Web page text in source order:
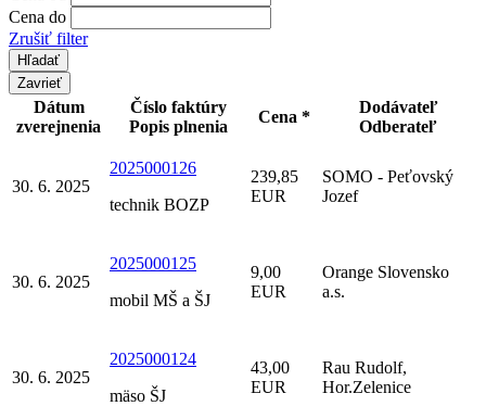
Cena do
Zrušiť filter
Zavrieť
Dátum
zverejnenia
Číslo faktúry
Popis plnenia
Cena *
Dodávateľ
Odberateľ
30. 6. 2025
2025000126
technik BOZP
239,85
EUR
SOMO - Peťovský
Jozef
30. 6. 2025
2025000125
mobil MŠ a ŠJ
9,00
EUR
Orange Slovensko
a.s.
30. 6. 2025
2025000124
mäso ŠJ
43,00
EUR
Rau Rudolf,
Hor.Zelenice